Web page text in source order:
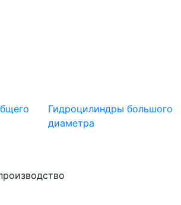
Гидроцилиндры большого
диаметра